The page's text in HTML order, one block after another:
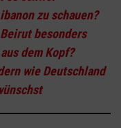
zu schauen?
besonders
dem Kopf?
wie Deutschland